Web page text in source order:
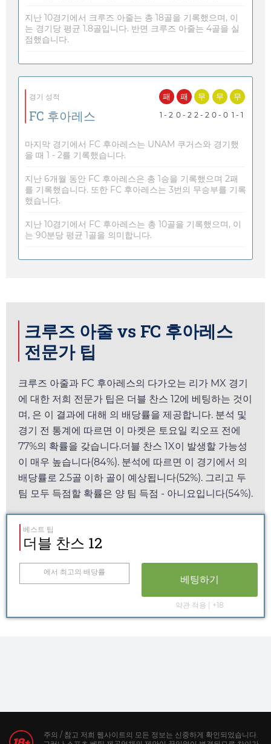
지난 10경기에서 크루즈 아줄는 총 18골을 기록했으며, 이
는 경기당 평균 1.8골입니다. 반면 크루즈 아줄는 4골을 실
점했습니다.
경기 성적
FC 후아레스
패
1 - 2
패
0 - 2
무
2 - 2
무
0 - 0
무
1 - 1
마지막 경기에서 FC 후아레스는 UNAM 쿠거스와 경기했
을 때 1 - 2를 기록했습니다.
지난 6개월 동안 FC 후아레스은 총 1승을 기록했으며 2패
를 기록했습니다. 또한 FC 후아레스는 3번의 무승부를 기록
했습니다.
지난 10경기에서 FC 후아레스는 총 10골을 기록했으며, 이
는 90분당 평균 1골을 의미합니다.
크루즈 아줄 vs FC 후아레스
전문가 팁
크루즈 아줄과 FC 후아레스의 다가오는 리가 MX 경기
에 대한 저희 전문가 팁은 더블 찬스 12에 베팅하는 것이
며, 은 이 결과에 대해 의 배당률을 제공합니다. 분석 및
경기 전 통계에 따르면 이 마켓은 토요일 킥오프 전에
77%의 확률을 갖습니다.더블 찬스 1X이 발생할 가능성
이 매우 높습니다(84%). 분석에 따르면 이 경기에서 의
배당률로 2.5골 이하 골이 예상됩니다(52%). 그리고 두
팀 모두 득점할 확률은 양 팀 득점 - 아니요입니다(54%).
베스트 팁
더블 찬스 12
에서 최고의 배당률
베팅하기
약관 적용 | +18
주의 / 참고 저희 웹사이트의 모든 정보는 신중하게 확인되었습니다.